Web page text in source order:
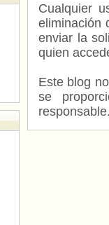
Cualquier
eliminación
enviar la
quien
Este blog
se